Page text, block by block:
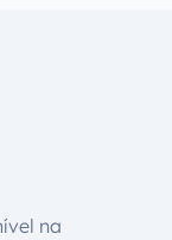
na